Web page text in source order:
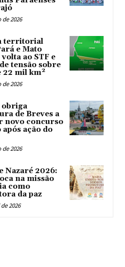
2026
territorial
e Mato
ao STF e
tensão sobre
22 mil km²
de 2026
obriga
de Breves a
novo concurso
ação do
de 2026
Nazaré 2026:
na missão
como
da paz
2026